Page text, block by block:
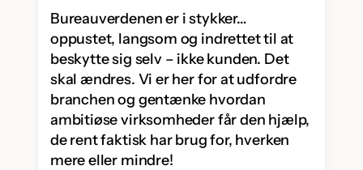
Bureauverdenen er i stykker…
oppustet, langsom og indrettet til at
beskytte sig selv – ikke kunden. Det
skal ændres. Vi er her for at udfordre
branchen og gentænke hvordan
ambitiøse virksomheder får den hjælp,
de rent faktisk har brug for, hverken
mere eller mindre!